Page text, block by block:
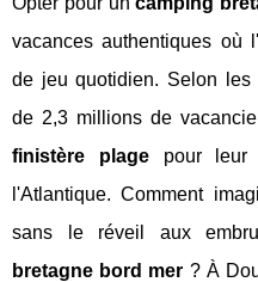
vacances authentiques où
de jeu quotidien. Selon les
de 2,3 millions de
finistère plagepour leur
l'Atlantique. Comment
sans le réveil aux
bretagne bord mer ? À